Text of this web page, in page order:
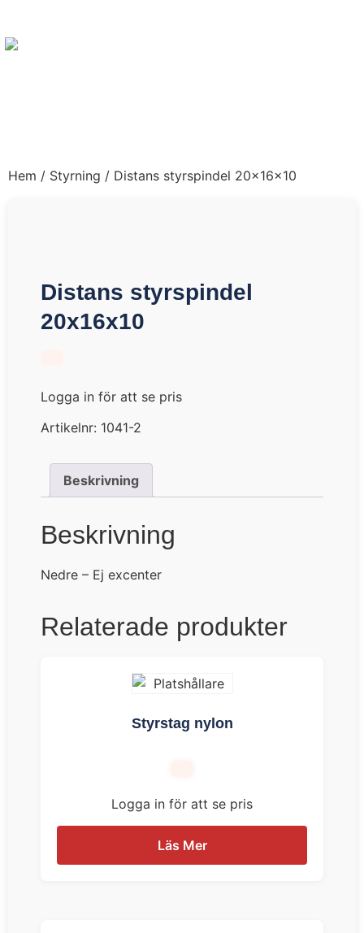
Hem / Styrning / Distans styrspindel 20x16x10
Distans styrspindel
20x16x10
Logga in för att se pris
Artikelnr: 1041-2
Beskrivning
Beskrivning
Nedre – Ej excenter
Relaterade produkter
Styrstag nylon
Logga in för att se pris
Läs Mer